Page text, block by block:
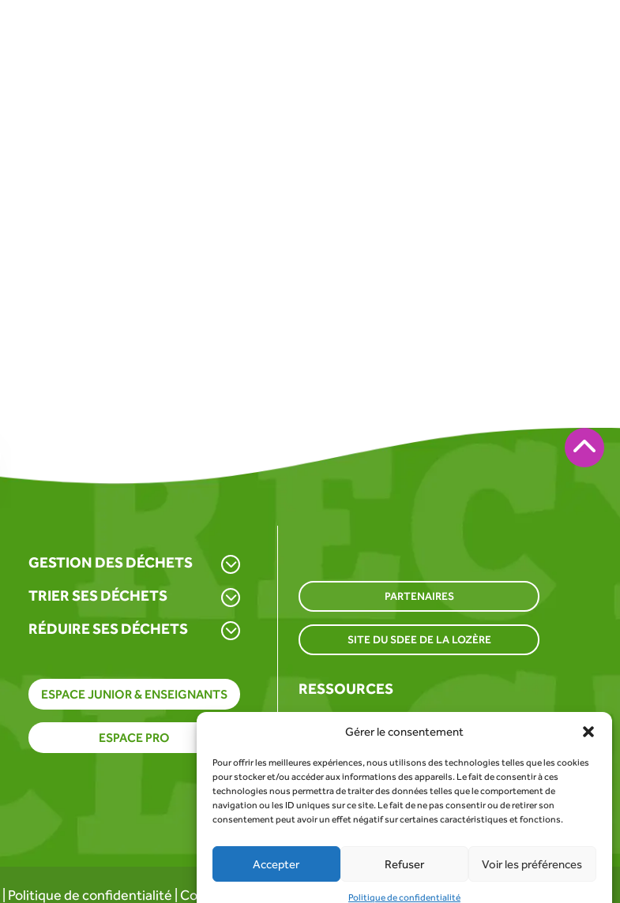
Gérer le consentement
Pour offrir les meilleures expériences, nous utilisons des technologies telles que les cookies
pour stocker et/ou accéder aux informations des appareils. Le fait de consentir à ces
technologies nous permettra de traiter des données telles que le comportement de
navigation ou les ID uniques sur ce site. Le fait de ne pas consentir ou de retirer son
consentement peut avoir un effet négatif sur certaines caractéristiques et fonctions.
Accepter Refuser Voir les préférences
Politique de confidentialité
GESTION DES DÉCHETS
TRIER SES DÉCHETS
RÉDUIRE SES DÉCHETS
ESPACE JUNIOR & ENSEIGNANTS
ESPACE PRO
PARTENAIRES
SITE DU SDEE DE LA LOZÈRE
RESSOURCES
TROUVER UN POINT DE COLLECTE
Politique de confidentialité | Conception : AFA-Multimedia- agence créative depuis 2004